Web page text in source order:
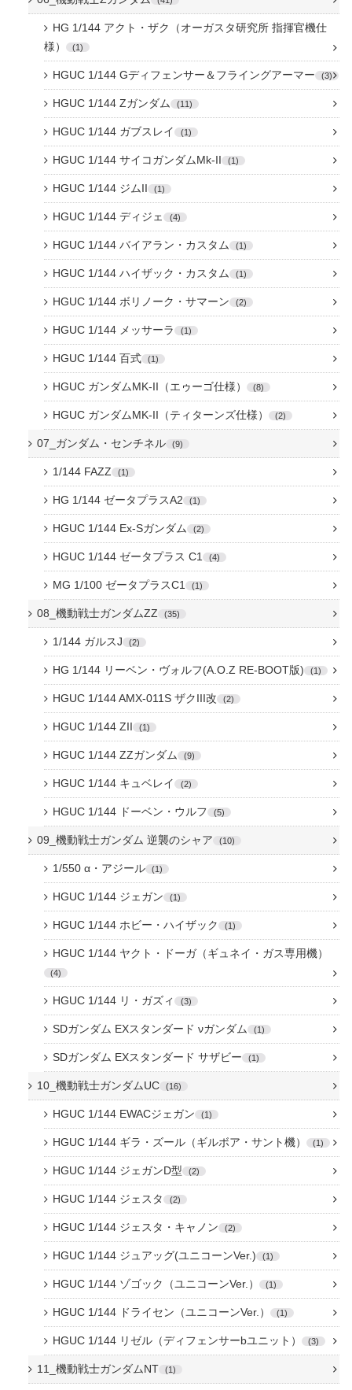
HG 1/144 アクト・ザク（オーガスタ研究所 指揮官機仕
様）
1
HGUC 1/144 Gディフェンサー＆フライングアーマー 3
HGUC 1/144 Zガンダム 11
HGUC 1/144 ガブスレイ 1
HGUC 1/144 サイコガンダムMk-II 1
HGUC 1/144 ジムII 1
HGUC 1/144 ディジェ 4
HGUC 1/144 バイアラン・カスタム 1
HGUC 1/144 ハイザック・カスタム 1
HGUC 1/144 ボリノーク・サマーン 2
HGUC 1/144 メッサーラ 1
HGUC 1/144 百式 1
HGUC ガンダムMK-II（エゥーゴ仕様） 8
HGUC ガンダムMK-II（ティターンズ仕様） 2
07_ガンダム・センチネル 9
1/144 FAZZ 1
HG 1/144 ゼータプラスA2 1
HGUC 1/144 Ex-Sガンダム 2
HGUC 1/144 ゼータプラス C1 4
MG 1/100 ゼータプラスC1 1
08_機動戦士ガンダムZZ 35
1/144 ガルスJ 2
HG 1/144 リーベン・ヴォルフ(A.O.Z RE-BOOT版) 1
HGUC 1/144 AMX-011S ザクIII改 2
HGUC 1/144 ZII 1
HGUC 1/144 ZZガンダム 9
HGUC 1/144 キュベレイ 2
HGUC 1/144 ドーベン・ウルフ 5
09_機動戦士ガンダム 逆襲のシャア 10
1/550 α・アジール 1
HGUC 1/144 ジェガン 1
HGUC 1/144 ホビー・ハイザック 1
HGUC 1/144 ヤクト・ドーガ（ギュネイ・ガス専用機）
4
HGUC 1/144 リ・ガズィ 3
SDガンダム EXスタンダード νガンダム 1
SDガンダム EXスタンダード サザビー 1
10_機動戦士ガンダムUC 16
HGUC 1/144 EWACジェガン 1
HGUC 1/144 ギラ・ズール（ギルボア・サント機） 1
HGUC 1/144 ジェガンD型 2
HGUC 1/144 ジェスタ 2
HGUC 1/144 ジェスタ・キャノン 2
HGUC 1/144 ジュアッグ(ユニコーンVer.) 1
HGUC 1/144 ゾゴック（ユニコーンVer.） 1
HGUC 1/144 ドライセン（ユニコーンVer.） 1
HGUC 1/144 リゼル（ディフェンサーbユニット） 3
11_機動戦士ガンダムNT 1